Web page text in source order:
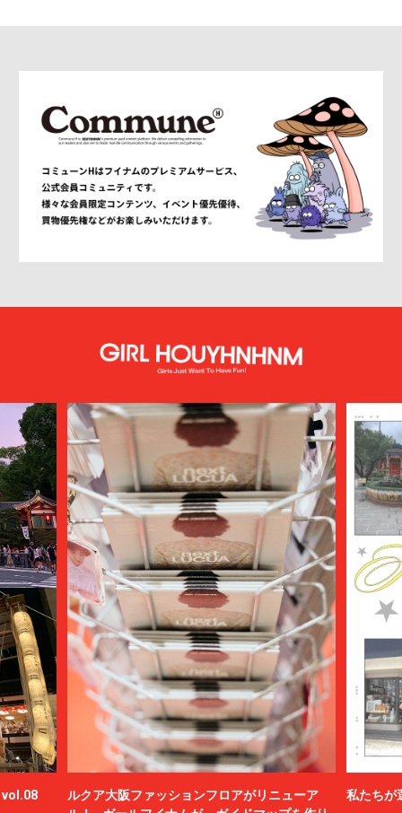
vol.08
ルクア大阪ファッションフロアがリニューア
私たちが